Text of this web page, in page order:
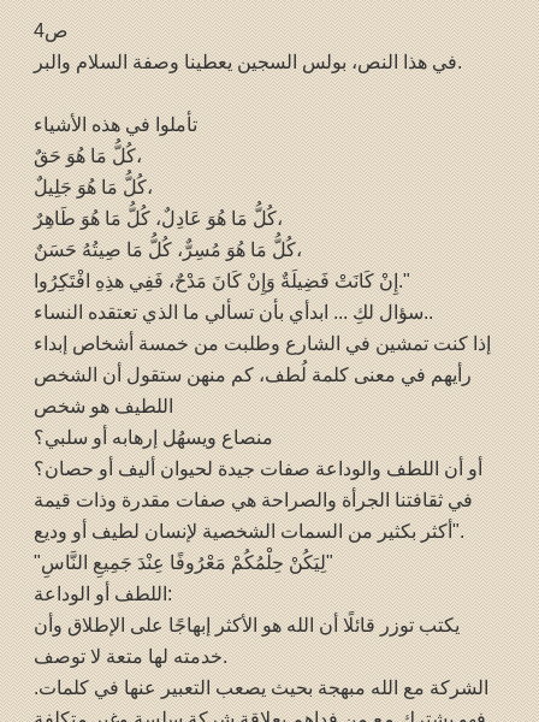
ص4
في هذا النص، بولس السجين يعطينا وصفة السلام والبر.
تأملوا في هذه الأشياء
كُلُّ مَا هُوَ حَقٌ،
كُلُّ مَا هُوَ جَلِيلٌ،
كُلُّ مَا هُوَ عَادِلٌ، كُلُّ مَا هُوَ طَاهِرٌ،
كُلُّ مَا هُوَ مُسِرٌّ، كُلُّ مَا صِيتُهُ حَسَنٌ،
إِنْ كَانَتْ فَضِيلَةٌ وَإِنْ كَانَ مَدْحٌ، فَفِي هذِهِ افْتَكِرُوا."
سؤال لكِ ... ابدأي بأن تسألي ما الذي تعتقده النساء..
إذا كنت تمشين في الشارع وطلبت من خمسة أشخاص إبداء
رأيهم في معنى كلمة لُطف، كم منهن ستقول أن الشخص
اللطيف هو شخص
منصاع ويسهُل إرهابه أو سلبي؟
أو أن اللطف والوداعة صفات جيدة لحيوان أليف أو حصان؟
في ثقافتنا الجرأة والصراحة هي صفات مقدرة وذات قيمة
أكثر بكثير من السمات الشخصية لإنسان لطيف أو وديع".
"لِيَكُنْ حِلْمُكُمْ مَعْرُوفًا عِنْدَ جَمِيعِ النَّاسِ"
اللطف أو الوداعة:
يكتب توزر قائلًا أن الله هو الأكثر إبهاجًا على الإطلاق وأن
خدمته لها متعة لا توصف.
الشركة مع الله مبهجة بحيث يصعب التعبير عنها في كلمات.